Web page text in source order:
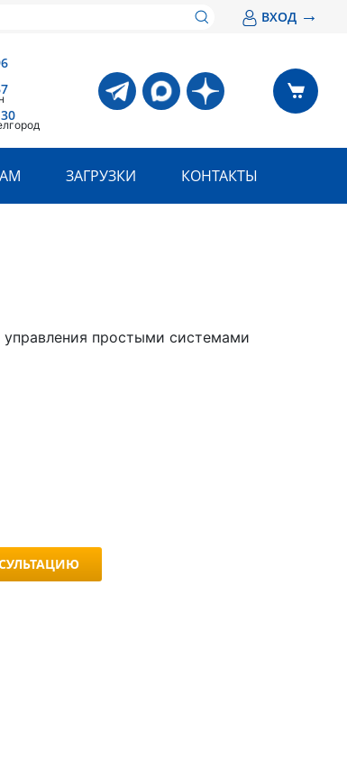
ВХОД →
ЗАГРУЗКИ КОНТАКТЫ
управления простыми системами